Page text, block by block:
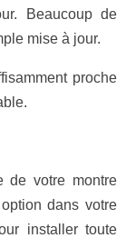
Beaucoup de
mise à jour.
proche
de votre montre
dans votre
installer toute